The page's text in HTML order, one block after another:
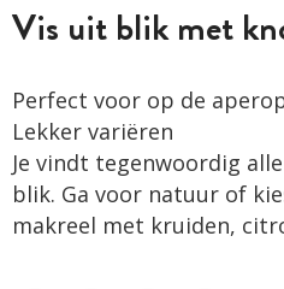
Vis uit blik met
Perfect voor op de
Lekker variëren
Je vindt tegenwoordig
blik. Ga voor natuur of
makreel met kruiden,